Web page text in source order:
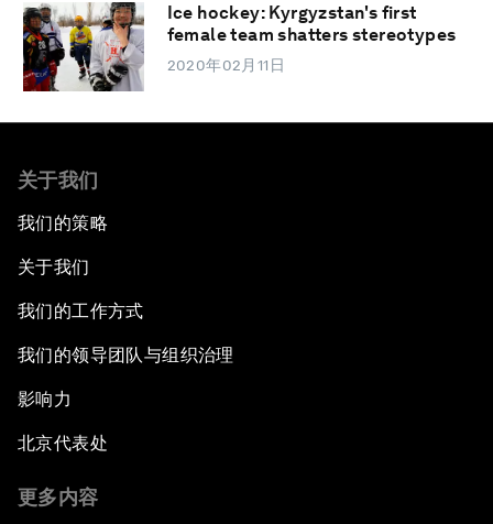
Ice hockey: Kyrgyzstan's first
female team shatters stereotypes
2020年02月11日
关于我们
我们的策略
关于我们
我们的工作方式
我们的领导团队与组织治理
影响力
北京代表处
更多内容